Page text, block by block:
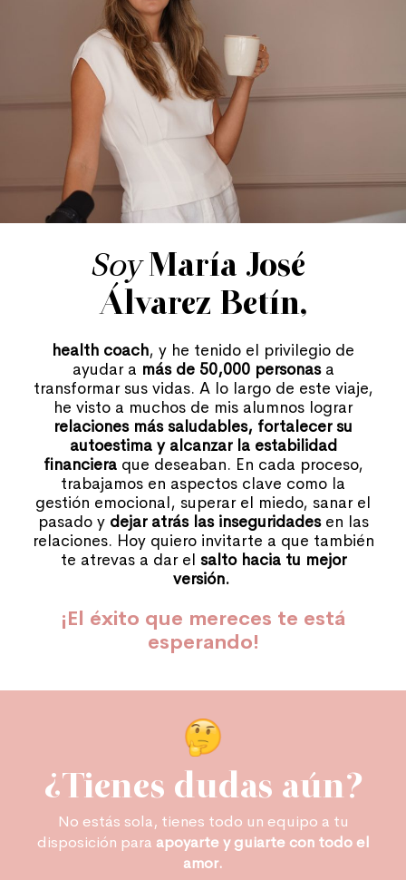
SoyMaría José
Álvarez Betín,
health coach, y he tenido el privilegio de
ayudar a más de 50,000 personasa
transformar sus vidas. A lo largo de este viaje,
he visto a muchos de mis alumnos lograr
relaciones más saludables, fortalecer su
autoestima y alcanzar la estabilidad
financieraque deseaban. En cada proceso,
trabajamos en aspectos clave como la
gestión emocional, superar el miedo, sanar el
pasado y dejar atrás las inseguridadesen las
relaciones. Hoy quiero invitarte a que también
te atrevas a dar el salto hacia tu mejor
versión.
¡El éxito que mereces te está
esperando!
¿Tienes dudas aún?
No estás sola, tienes todo un equipo a tu
disposición para apoyarte y guiarte con todo el
amor.